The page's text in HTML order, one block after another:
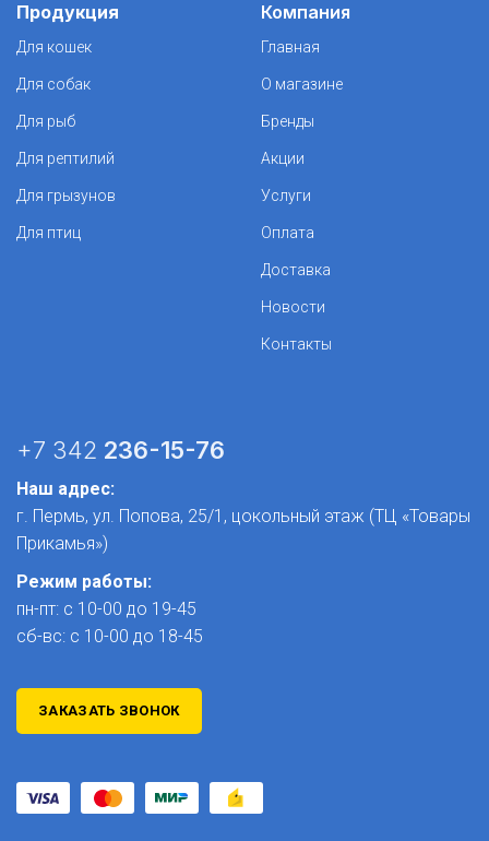
Продукция
Для кошек
Для собак
Для рыб
Для рептилий
Для грызунов
Для птиц
Компания
Главная
О магазине
Бренды
Акции
Услуги
Оплата
Доставка
Новости
Контакты
+7 342 236-15-76
Наш адрес:
г. Пермь, ул. Попова, 25/1​, цокольный этаж (ТЦ «Товары
Прикамья»)
Режим работы:
пн-пт: с 10-00 до 19-45
сб-вс: с 10-00 до 18-45
ЗАКАЗАТЬ ЗВОНОК